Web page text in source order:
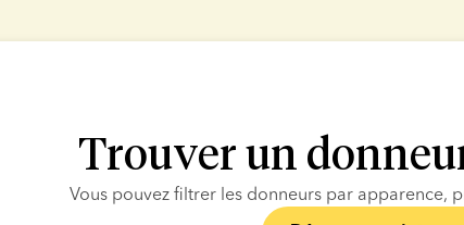
Trouver un
Vous pouvez filtrer les donneurs par apparence,